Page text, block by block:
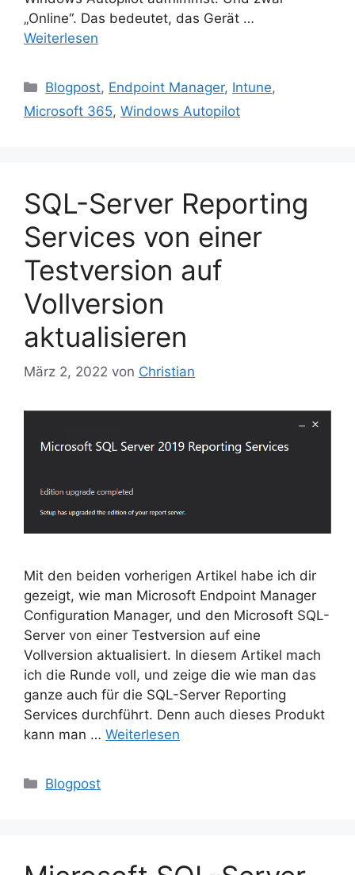
„Online“. Das bedeutet, das Gerät …
Weiterlesen
Kategorien
Blogpost, Endpoint Manager, Intune,
Microsoft 365, Windows Autopilot
SQL-Server Reporting
Services von einer
Testversion auf
Vollversion
aktualisieren
März 2, 2022 von Christian
Mit den beiden vorherigen Artikel habe ich dir
gezeigt, wie man Microsoft Endpoint Manager
Configuration Manager, und den Microsoft SQL-
Server von einer Testversion auf eine
Vollversion aktualisiert. In diesem Artikel mach
ich die Runde voll, und zeige die wie man das
ganze auch für die SQL-Server Reporting
Services durchführt. Denn auch dieses Produkt
kann man … Weiterlesen
Kategorien
Blogpost